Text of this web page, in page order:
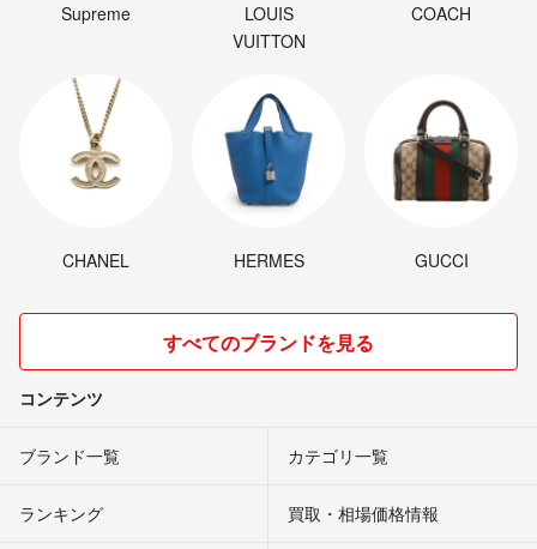
Supreme
LOUIS
VUITTON
COACH
CHANEL HERMES GUCCI
すべてのブランドを見る
コンテンツ
ブランド一覧 カテゴリ一覧
ランキング 買取・相場価格情報